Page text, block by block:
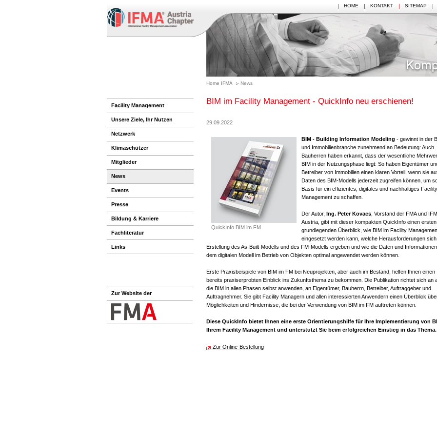
HOME KONTAKT SITEMAP
Home IFMA News
Facility Management
Unsere Ziele, Ihr Nutzen
Netzwerk
Klimaschützer
Mitglieder
News
Events
Presse
Bildung & Karriere
Fachliteratur
Links
Zur Website der
BIM im Facility Management - QuickInfo neu erschienen!
29.09.2022
QuickInfo BIM im FM
BIM - Building Information Modeling - gewinnt in der
und Immobilienbranche zunehmend an Bedeutung: Auch
Bauherren haben erkannt, dass der wesentliche
BIM in der Nutzungsphase liegt: So haben Eigentümer
Betreiber von Immobilien einen klaren Vorteil, wenn sie
Daten des BIM-Modells jederzeit zugreifen können, um
Basis für ein effizientes, digitales und nachhaltiges Facility
Management zu schaffen.
Der Autor, Ing. Peter Kovacs , Vorstand der FMA und
Austria, gibt mit dieser kompakten QuickInfo einen ersten
grundlegenden Überblick, wie BIM im Facility
eingesetzt werden kann, welche Herausforderungen
Erstellung des As-Built-Modells und des FM-Modells ergeben und wie die Daten und
dem digitalen Modell im Betrieb von Objekten optimal angewendet werden können.
Erste Praxisbeispiele von BIM im FM bei Neuprojekten, aber auch im Bestand, helfen Ihnen einen
bereits praxiserprobten Einblick ins Zukunftsthema zu bekommen. Die Publikation richtet sich an
die BIM in allen Phasen selbst anwenden, an Eigentümer, Bauherrn, Betreiber, Auftraggeber und
Auftragnehmer. Sie gibt Facility Managern und allen interessierten Anwendern einen Überblick
Möglichkeiten und Hindernisse, die bei der Verwendung von BIM im FM auftreten können.
Diese QuickInfo bietet Ihnen eine erste Orientierungshilfe für Ihre Implementierung von
Ihrem Facility Management und unterstützt Sie beim erfolgreichen Einstieg in das Thema.
Zur Online-Bestellung